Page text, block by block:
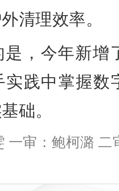
清理效率。
是，今年新增
实践中掌握数
础。
一审：鲍柯潞 二